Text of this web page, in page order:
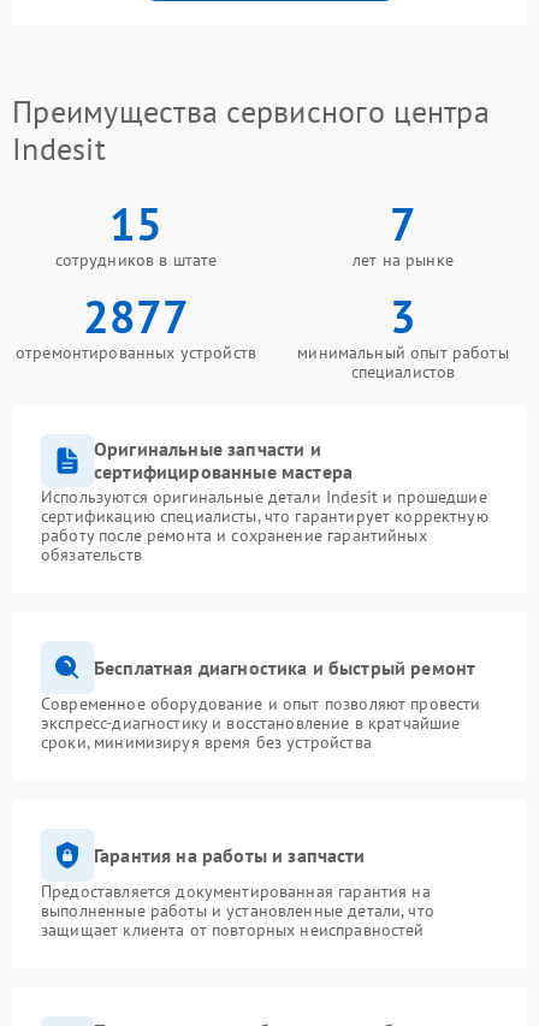
Преимущества сервисного центра
Indesit
15
сотрудников в штате
7
лет на рынке
2877
отремонтированных устройств
3
минимальный опыт работы
специалистов
Оригинальные запчасти и
сертифицированные мастера
Используются оригинальные детали Indesit и прошедшие
сертификацию специалисты, что гарантирует корректную
работу после ремонта и сохранение гарантийных
обязательств
Бесплатная диагностика и быстрый ремонт
Современное оборудование и опыт позволяют провести
экспресс-диагностику и восстановление в кратчайшие
сроки, минимизируя время без устройства
Гарантия на работы и запчасти
Предоставляется документированная гарантия на
выполненные работы и установленные детали, что
защищает клиента от повторных неисправностей